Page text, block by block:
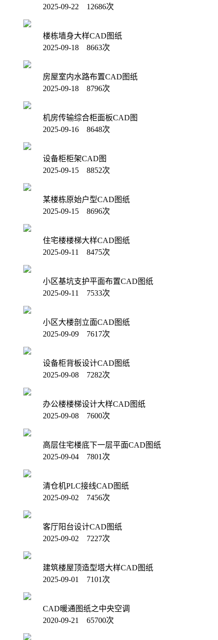
2025-09-22 12686次
楼栋墙身大样CAD图纸
2025-09-18 8663次
房屋室内水路布置CAD图纸
2025-09-18 8796次
机房传输综合柜面板CAD图
2025-09-16 8648次
设备柜柜架CAD图
2025-09-15 8852次
某楼栋原始户型CAD图纸
2025-09-15 8696次
住宅楼楼梯大样CAD图纸
2025-09-11 8475次
小区基坑支护平面布置CAD图纸
2025-09-11 7533次
小区大楼剖立面CAD图纸
2025-09-09 7617次
设备柜背板设计CAD图纸
2025-09-08 7282次
办公楼楼梯设计大样CAD图纸
2025-09-08 7600次
高层住宅楼底下一层平面CAD图纸
2025-09-04 7801次
清仓机PLC接线CAD图纸
2025-09-02 7456次
客厅阳台设计CAD图纸
2025-09-02 7227次
建筑楼屋顶造型塔大样CAD图纸
2025-09-01 7101次
CAD暖通图纸之中央空调
2020-09-21 65700次